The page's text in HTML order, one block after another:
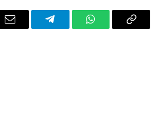
Email TelegramWhatsAppCopy